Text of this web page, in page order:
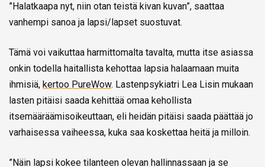
”Halatkaapa nyt, niin otan teistä kivan kuvan”, saattaa
vanhempi sanoa ja lapsi/lapset suostuvat.
Tämä voi vaikuttaa harmittomalta tavalta, mutta itse asiassa
onkin todella haitallista kehottaa lapsia halaamaan muita
ihmisiä, kertoo PureWow. Lastenpsykiatri Lea Lisin mukaan
lasten pitäisi saada kehittää omaa kehollista
itsemääräämisoikeuttaan, eli heidän pitäisi saada päättää jo
varhaisessa vaiheessa, kuka saa koskettaa heitä ja milloin.
”Näin lapsi kokee tilanteen olevan hallinnassaan ja se